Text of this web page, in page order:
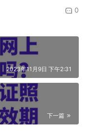
0
2023年11月9日 下午2:31
下一篇